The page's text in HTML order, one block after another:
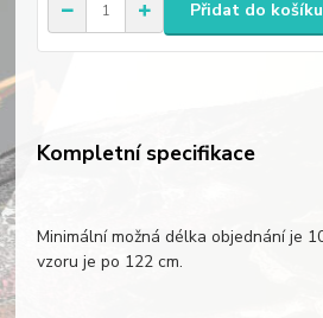
Přidat do košíku
Kompletní specifikace
Minimální možná délka objednání je
vzoru je po 122 cm.